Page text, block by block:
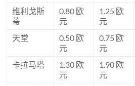
维利戈斯
蒂
0.80 欧
元
1.25 欧
元
天堂
0.50 欧
元
0.75 欧
元
卡拉马塔
1.30 欧
元
1.90 欧
元